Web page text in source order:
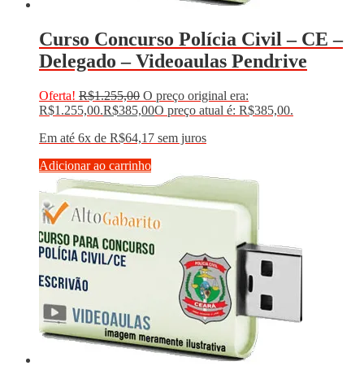
Curso Concurso Polícia Civil – CE –
Delegado – Videoaulas Pendrive
Oferta! R$1.255,00 O preço original era:
R$1.255,00.R$385,00O preço atual é: R$385,00.
Em até 6x de R$64,17 sem juros
Adicionar ao carrinho